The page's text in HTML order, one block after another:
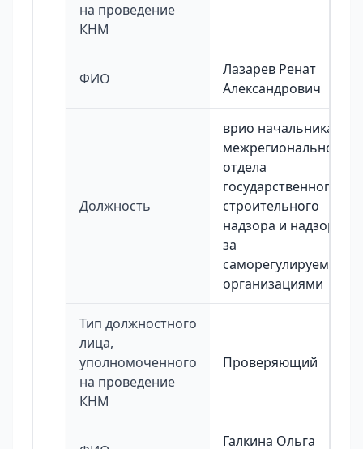
на проведение
КНМ
ФИО
Лазарев Ренат
Александрович
Должность
врио начальника
межрегионального
отдела
государственного
строительного
надзора и надзора
за
саморегулируемыми
организациями
Тип должностного
лица,
уполномоченного
на проведение
КНМ
Проверяющий
Галкина Ольга